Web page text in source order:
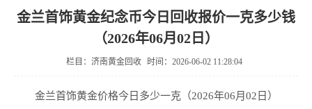
金兰首饰黄金纪念币今日回收报价一克多少钱
（2026年06月02日）
栏目：济南黄金回收 时间： 2026-06-02 11:28:04
金兰首饰黄金价格今日多少一克（2026年06月02日）